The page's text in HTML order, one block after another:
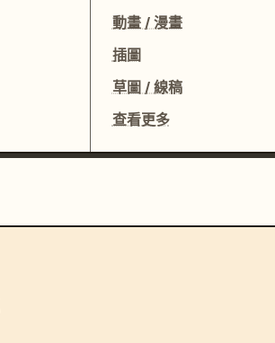
動畫 / 漫畫
插圖
草圖 / 線稿
查看更多